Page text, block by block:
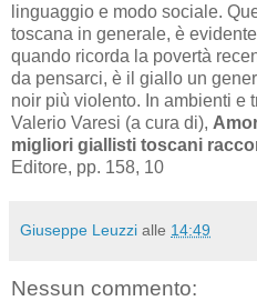
linguaggio e modo sociale.
toscana in generale, è
quando ricorda la povertà
da pensarci, è il giallo un
noir più violento. In ambienti e
Valerio Varesi (a cura di),
migliori giallisti toscani
Editore, pp. 158, 10
Giuseppe Leuzzi alle 14:49
Nessun commento: